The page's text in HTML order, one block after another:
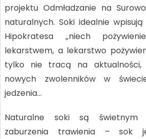
projektu Odmładzanie na
naturalnych. Soki idealnie
Hipokratesa „niech
lekarstwem, a lekarstwo
tylko nie tracą na aktualności,
nowych zwolenników w
jedzenia…
Naturalne soki są świetnym
zaburzenia trawienia – sok